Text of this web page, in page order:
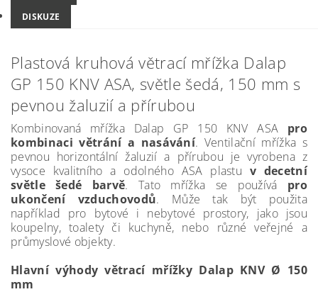
DISKUZE
Plastová kruhová větrací mřížka Dalap
GP 150 KNV ASA, světle šedá, 150 mm s
pevnou žaluzií a přírubou
Kombinovaná mřížka Dalap GP 150 KNV ASA pro
kombinaci větrání a nasávání. Ventilační mřížka s
pevnou horizontální žaluzií a přírubou je vyrobena z
vysoce kvalitního a odolného ASA plastu v decetní
světle šedé barvě. Tato mřížka se používá pro
ukončení vzduchovodů. Může tak být použita
například pro bytové i nebytové prostory, jako jsou
koupelny, toalety či kuchyně, nebo různé veřejné a
průmyslové objekty.
Hlavní výhody větrací mřížky Dalap KNV Ø 150
mm